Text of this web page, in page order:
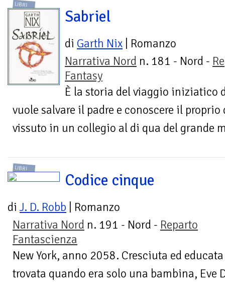
LIBRI
Sabriel
di Garth Nix | Romanzo
Narrativa Nord n. 181 - Nord -
Fantasy
È la storia del viaggio iniziatico
vuole salvare il padre e conoscere il
vissuto in un collegio al di qua del grande
LIBRI
Codice cinque
di J. D. Robb | Romanzo
Narrativa Nord n. 191 - Nord - Reparto
Fantascienza
New York, anno 2058. Cresciuta ed
trovata quando era solo una bambina, Eve